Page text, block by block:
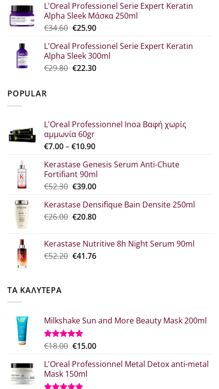
was:
€30.70.
τιμή
είναι:
€23.00.
L'Oreal Professionel Serie Expert Keratin
Alpha Sleek Μάσκα 250ml
€34.60 Original
was:
€34.60.
€25.90Η
τιμή
είναι:
€25.90.
L'Oreal Professionel Serie Expert Keratin
Alpha Sleek 300ml
€29.80 Original
€22.30Η
POPULAR
L'Oreal Professionnel Inoa Βαφή χωρίς
αμμωνία 60gr
€7.00–€10.90Price
€7.00
through
€10.90
Kerastase Genesis Serum Anti-Chute
Fortifiant 90ml
€52.30 Original
was:
€52.30.
€39.00Η
τιμή
είναι:
Kerastase Densifique Bain Densite 250ml
€26.00 Original
€26.00.
€20.80Η
είναι:
€20.80.
Kerastase Nutritive 8h Night Serum 90ml
€52.20 Original
€41.76Η
ΤΑ ΚΑΛΥΤΕΡΑ
Milkshake Sun and More Beauty Mask 200ml
Βαθμολογήθηκε
από 5
€18.00 Original
was:
€18.00.
€15.00Η
τιμή
L'Oreal Professionnel Metal Detox anti-metal
Mask 150ml